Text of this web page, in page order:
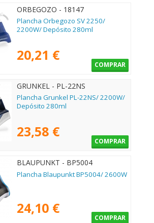
ORBEGOZO - 18147
Plancha Orbegozo SV 2250/
2200W/ Depósito 280ml
20,21 €
COMPRAR
GRUNKEL - PL-22NS
Plancha Grunkel PL-22NS/ 2200W/
Depósito 280ml
23,58 €
COMPRAR
BLAUPUNKT - BP5004
Plancha Blaupunkt BP5004/ 2600W
24,10 €
COMPRAR